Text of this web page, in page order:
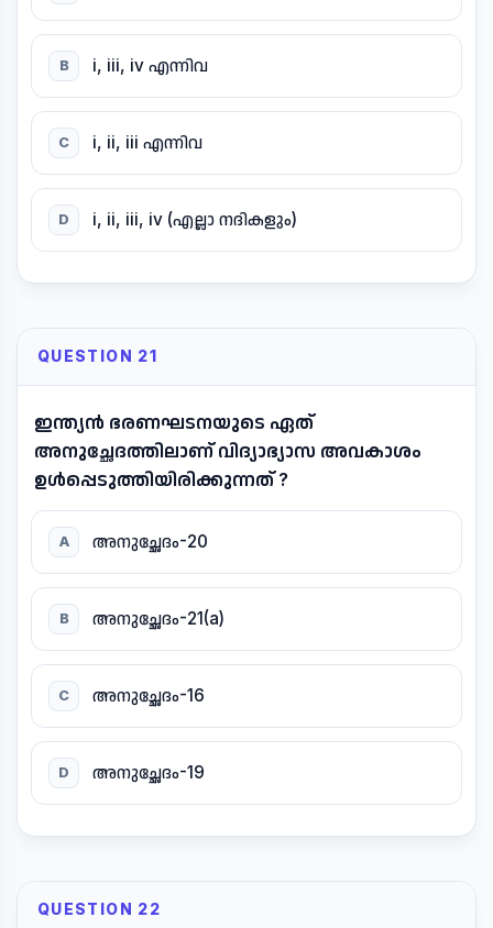
B i, iii, iv എന്നിവ
C i, ii, iii എന്നിവ
D i, ii, iii, iv (എല്ലാ നദികളും)
QUESTION 21
ഇന്ത്യൻ ഭരണഘടനയുടെ ഏത്
അനുച്ഛേദത്തിലാണ് വിദ്യാഭ്യാസ അവകാശം
ഉൾപ്പെടുത്തിയിരിക്കുന്നത് ?
A അനുച്ഛേദം-20
B അനുച്ഛേദം-21(a)
C അനുച്ഛേദം-16
D അനുച്ഛേദം-19
QUESTION 22